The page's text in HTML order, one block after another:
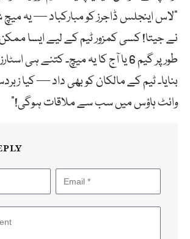
“لاس اینجلس ڈاجرز کو مبارکباد — یہ میچ
نے جیتا! کسی کمزور ٹیم کے لیے ایسا
طور پر گیم 6 یا آج کا یہ میچ۔ کتنے
بنایا۔ ٹیم کے مالکان کو بھی داد — کیا
وائٹ ہاؤس میں سب سے ملاقات ہوگی!”